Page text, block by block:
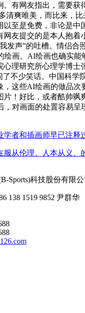
。有网友指出，需要
清爽唯美，而比来，
以至是免费，非论是
网友提交的是本人抱
发声”的吐槽。情侣
绘画。AI绘画也确实
心理研究所心理学博
了不少笑话。中国科
，这些AI绘画的做品次
片！好比，或者酷帅飒
，对画面的处置容易
学者和插画师早已注释
服从伦理、人本从义、
138 1519 9852 尹群华